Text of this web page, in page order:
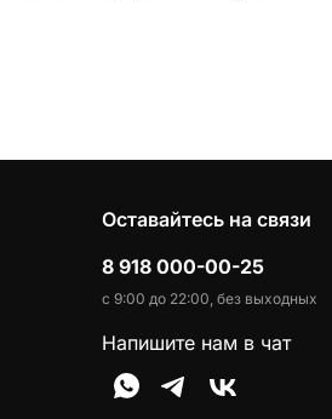
Оставайтесь на связи
8 918 000-00-25
с 9:00 до 22:00, без выходных
Напишите нам в чат